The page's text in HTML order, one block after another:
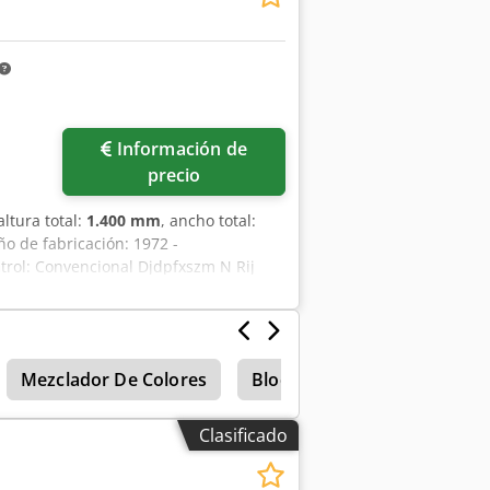
precio
total: 1.400 mm, ancho total:
de fabricación: 1972 -
Convencional Djdpfxszm N Rij
(largo x ancho x alto) - Peso de
financiera IVA: El precio
para las empresas Entrega
todos los productos de la industria
Mezclador De Colores Bloques De Cemento
Clasificado